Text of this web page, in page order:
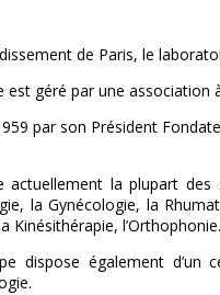
de Paris, le
est géré par une
par son Président
actuellement la plupart
la Gynécologie, la
Kinésithérapie,
dispose également d’un